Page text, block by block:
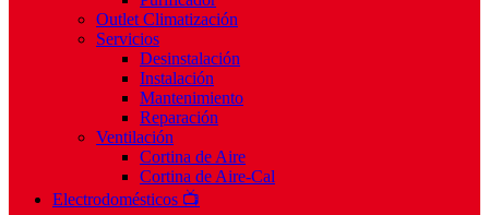
Outlet Climatización
Servicios
Desinstalación
Instalación
Mantenimiento
Reparación
Ventilación
Cortina de Aire
Cortina de Aire-Cal
Electrodomésticos 📺